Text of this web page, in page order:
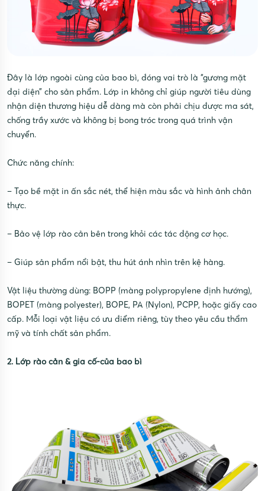
Đây là lớp ngoài cùng của bao bì, đóng vai trò là “gương mặt
đại diện” cho sản phẩm. Lớp in không chỉ giúp người tiêu dùng
nhận diện thương hiệu dễ dàng mà còn phải chịu được ma sát,
chống trầy xước và không bị bong tróc trong quá trình vận
chuyển.
Chức năng chính:
– Tạo bề mặt in ấn sắc nét, thể hiện màu sắc và hình ảnh chân
thực.
– Bảo vệ lớp rào cản bên trong khỏi các tác động cơ học.
– Giúp sản phẩm nổi bật, thu hút ánh nhìn trên kệ hàng.
Vật liệu thường dùng: BOPP (màng polypropylene định hướng),
BOPET (màng polyester), BOPE, PA (Nylon), PCPP, hoặc giấy cao
cấp. Mỗi loại vật liệu có ưu điểm riêng, tùy theo yêu cầu thẩm
mỹ và tính chất sản phẩm.
2. Lớp rào cản & gia cố-của bao bì